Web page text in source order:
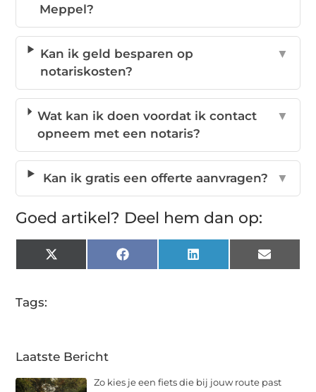
Meppel?
Kan ik geld besparen op
notariskosten?
▼
Wat kan ik doen voordat ik contact
opneem met een notaris?
▼
Kan ik gratis een offerte aanvragen? ▼
Goed artikel? Deel hem dan op:
X
(Twitter)
Facebook LinkedIn Email
Tags:
Laatste Bericht
Zo kies je een fiets die bij jouw route past